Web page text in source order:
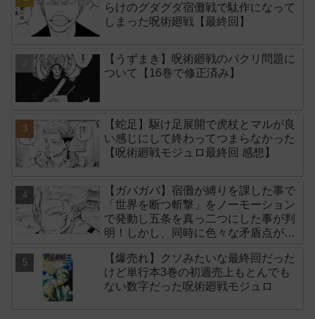
らけのグダグダ宿儺戦で駄作になって
しまった呪術廻戦【最終回】
【うずまき】呪術廻戦のパクリ問題に
ついて【16巻で修正済み】
【蛇足】駆け足展開で虎杖とマルが良
い感じにして終わってつまらなかった
【呪術廻戦モジュロ最終回 感想】
【ガバガバ】宿儺が縛りを課した事で
「世界を断つ斬撃」をノーモーション
で発動し五条を真っ二つにした事が判
明！しかし、同時に色々な矛盾点が生
【爆売れ】クソみたいな最終回だった
けど単行本3巻の初週売上もとんでも
ない数字だった呪術廻戦モジュロ